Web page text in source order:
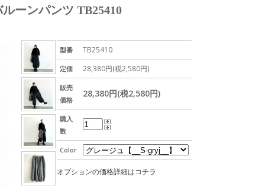
ーンパンツ TB25410
型番 TB25410
定価 28,380円(税2,580円)
販売
価格
28,380円(税2,580円)
購入
数
Color
オプションの価格詳細はコチラ